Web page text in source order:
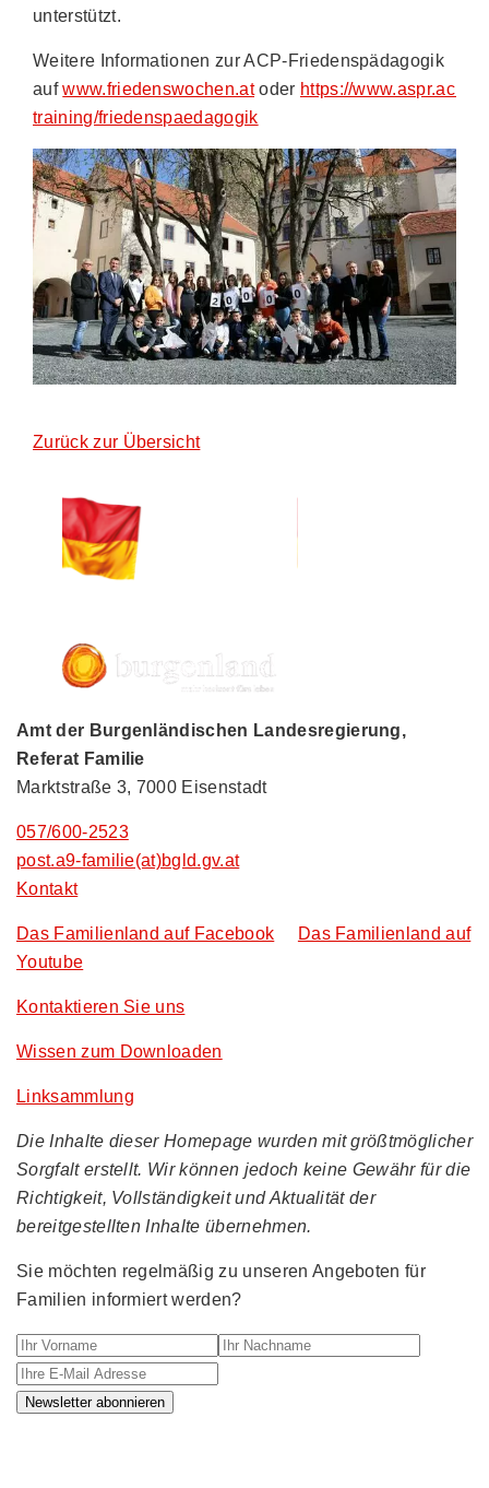
unterstützt.
Weitere Informationen zur ACP-Friedenspädagogik
aufwww.friedenswochen.atoder https://www.aspr.ac.at/
training/friedenspaedagogik
Zurück zur Übersicht
Amt der Burgenländischen Landesregierung,
Referat Familie
Marktstraße 3, 7000 Eisenstadt
057/600-2523
post.a9-familie(at)bgld.gv.at
Kontakt
Das Familienland auf Facebook
Das Familienland auf
Youtube
Kontaktieren Sie uns
Wissen zum Downloaden
Linksammlung
Die Inhalte dieser Homepage wurden mit größtmöglicher
Sorgfalt erstellt. Wir können jedoch keine Gewähr für die
Richtigkeit, Vollständigkeit und Aktualität der
bereitgestellten Inhalte übernehmen.
Sie möchten regelmäßig zu unseren Angeboten für
Familien informiert werden?
Ihr Vorname Ihr Nachname
Newsletter abonnieren